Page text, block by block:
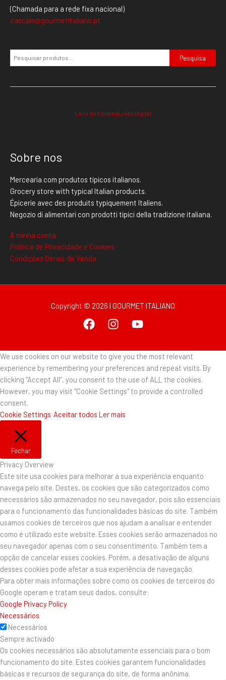
(Chamada para a rede fixa nacional)
cascais@gourmetitaliano.pt
Pesquisa
Livro de Reclamações Digital
Sobre nos
Mercearia com produtos típicos italianos.
Grocery store with typical Italian products.
Épicerie avec des produits typiquement Italiens.
Negozio di alimentari con prodotti tipici della tradizione italiana.
A minha conta
Politica de Privacidade e Cookies
Condições Gerais de Venda
Copyright © 2026 | GOURMET ITALIANO
We use cookies on our website to give you the most relevant
experience by remembering your preferences and repeat visits. By
clicking “Accept All”, you consent to the use of ALL the cookies.
However, you may visit "Cookie Settings" to provide a controlled
consent.
Cookie Settings Aceitar todos Ler mais
Fechar
Privacy Overview
Este site usa cookies para melhorar a sua experiência enquanto
navega pelo site. Destes, os cookies que são categorizados como
necessários são armazenados no seu navegador, pois são essenciais
para o funcionamento das funcionalidades básicas do site. Também
usamos cookies de terceiros que nos ajudam a analisar e entender
como é utilizado este website. Esses cookies serão armazenados no
seu navegador apenas com o seu consentimento. Também tem a
opção de cancelar esses cookies. Porém, a desativação de alguns
desses cookies pode afetar a sua experiência de navegação.
Para obter mais informações sobre como os cookies de terceiros do
Google operam e tratam seus dados, consulte:
Google Privacy Policy
Necessários
Necessários
Sempre activado
Os cookies necessários são absolutamente essenciais para o bom
funcionamento do site. Estes cookies garantem funcionalidades
básicas e recursos de segurança do site, de forma anônima.